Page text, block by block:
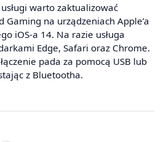
warto zaktualizować
na urządzeniach Apple’a
iOS-a 14. Na razie usługa
Edge, Safari oraz Chrome.
pada za pomocą USB lub
z Bluetootha.